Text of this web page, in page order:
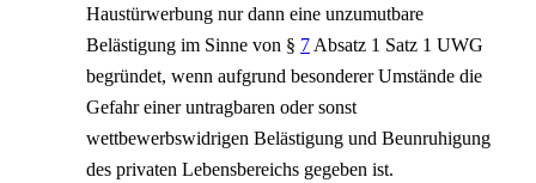
Haustürwerbung nur dann eine unzumutbare
Belästigung im Sinne von § 7Absatz 1 Satz 1 UWG
begründet, wenn aufgrund besonderer Umstände die
Gefahr einer untragbaren oder sonst
wettbewerbswidrigen Belästigung und Beunruhigung
des privaten Lebensbereichs gegeben ist.